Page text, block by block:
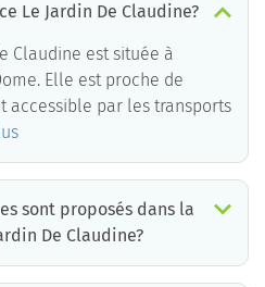
Le Jardin De Claudine?
Claudine est située à
Elle est proche de
accessible par les transports
sont proposés dans la
De Claudine?